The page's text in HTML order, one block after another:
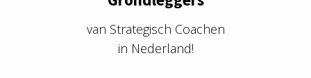
van Strategisch Coachen
in Nederland!